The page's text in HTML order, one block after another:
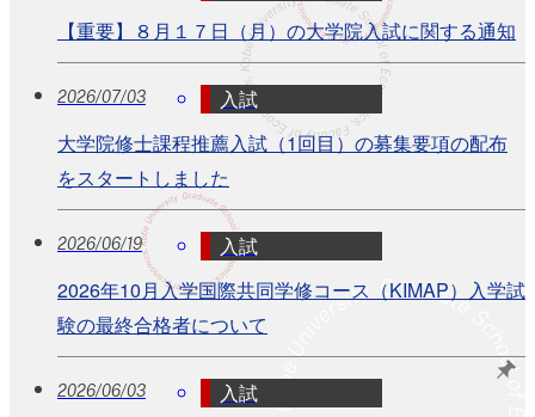
【重要】８月１７日（月）の大学院入試に関する通知
2026/07/03
入試
大学院修士課程推薦入試（1回目）の募集要項の配布
をスタートしました
2026/06/19
入試
2026年10月入学国際共同学修コース（KIMAP）入学試
験の最終合格者について
2026/06/03 入試